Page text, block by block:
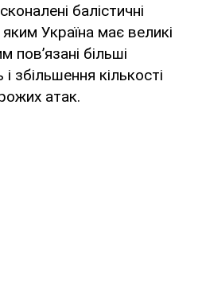
балістичні
Україна має великі
більші
збільшення кількості
атак.